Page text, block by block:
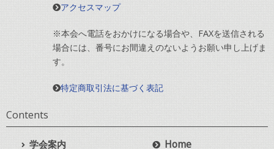
アクセスマップ
※本会へ電話をおかけになる場合や、FAXを送信される
場合には、番号にお間違えのないようお願い申し上げま
す。
特定商取引法に基づく表記
Contents
学会案内
Home